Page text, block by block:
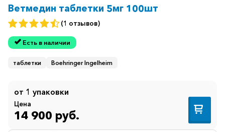
Ветмедин таблетки 5мг 100шт
(1 отзывов)
Есть в наличии
таблетки Boehringer Ingelheim
от 1 упаковки
Цена
14 900 руб.